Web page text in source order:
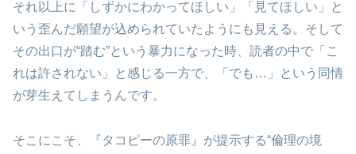
それ以上に「しずかにわかってほしい」「見てほしい」と
いう歪んだ願望が込められていたようにも見える。そして
その出口が“踏む”という暴力になった時、読者の中で「こ
れは許されない」と感じる一方で、「でも…」という同情
が芽生えてしまうんです。
そこにこそ、『タコピーの原罪』が提示する“倫理の境